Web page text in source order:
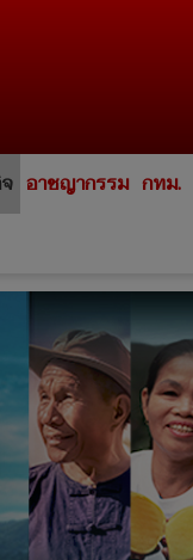
อาชญากรรม กทม.